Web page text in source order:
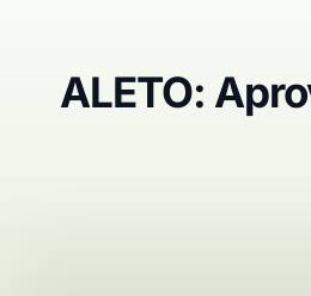
ALETO: